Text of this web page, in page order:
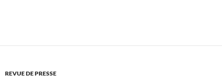
REVUE DE PRESSE